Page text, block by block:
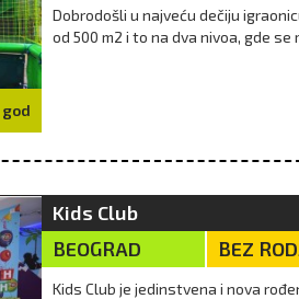
god
Dobrodošli u najveću dečiju
od 500 m2 i to na dva nivoa, gde se
Kids Club
BEOGRAD
BEZ
Kids Club je jedinstvena i nova